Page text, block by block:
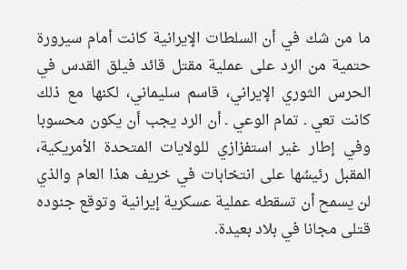
ما من شك في أن السلطات الإيرانية كانت أمام سيرورة
حتمية من الرد على عملية مقتل قائد فيلق القدس في
الحرس الثوري الإيراني، قاسم سليماني، لكنها مع ذلك
كانت تعي ـ تمام الوعي ـ أن الرد يجب أن يكون محسوبا
وفي إطار غير استفزازي للولايات المتحدة الأمريكية،
المقبل رئيسُها على انتخابات في خريف هذا العام والذي
لن يسمح أن تسقطه عملية عسكرية إيرانية وتوقع جنوده
قتلى مجانا في بلاد بعيدة.